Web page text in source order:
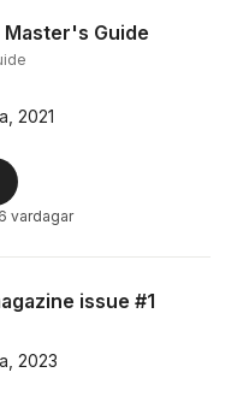
Master's Guide
2021
vardagar
issue #1
2023